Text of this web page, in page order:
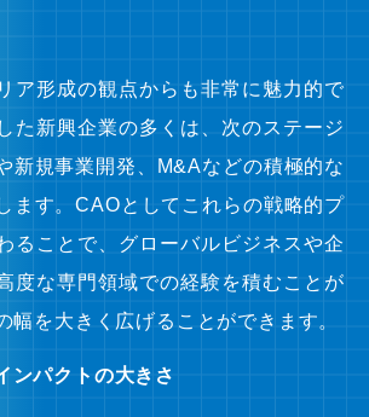
ア形成の観点からも非常に魅力的で
た新興企業の多くは、次のステージ
新規事業開発、M&Aなどの積極的な
ます。CAOとしてこれらの戦略的プ
ることで、グローバルビジネスや企
度な専門領域での経験を積むことが
幅を大きく広げることができます。
ンパクトの大きさ